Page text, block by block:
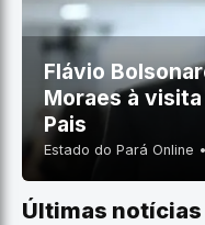
Flávio
Moraes à
Pais
Estado do Pará Online
Últimas notícias